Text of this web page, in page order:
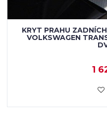
KRYT PRAHU
VOLKSWAGEN
1